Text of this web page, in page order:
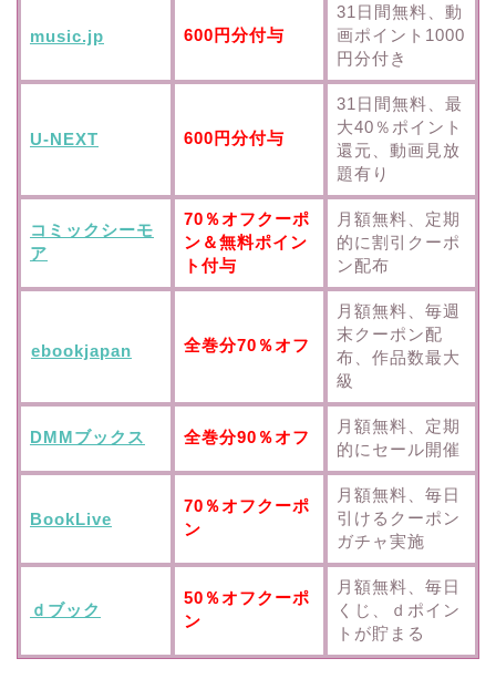
music.jp 600円分付与
31日間無料、動
画ポイント1000
円分付き
U-NEXT 600円分付与
31日間無料、最
大40％ポイント
還元、動画見放
題有り
コミックシーモ
ア
70％オフクーポ
ン＆無料ポイン
ト付与
月額無料、定期
的に割引クーポ
ン配布
ebookjapan 全巻分70％オフ
月額無料、毎週
末クーポン配
布、作品数最大
級
DMMブックス 全巻分90％オフ
月額無料、定期
的にセール開催
BookLive
70％オフクーポ
ン
月額無料、毎日
引けるクーポン
ガチャ実施
ｄブック
50％オフクーポ
ン
月額無料、毎日
くじ、ｄポイン
トが貯まる